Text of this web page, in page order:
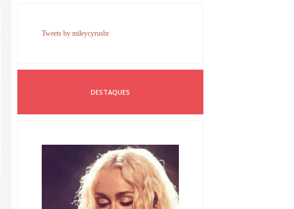
Tweets by mileycyrusbr
DESTAQUES